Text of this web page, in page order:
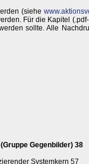
(siehe
Für die Kapitel
sollte. Alle
Gegenbilder) 38
Systemkern 57